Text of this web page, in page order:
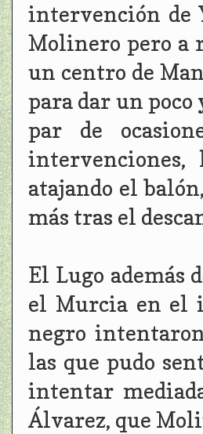
intervención de
Molinero pero a
un centro de
para dar un
par de
atajando el
más tras el
El Lugo además
el Murcia en el
negro
las que pudo
intentar
Álvarez, que